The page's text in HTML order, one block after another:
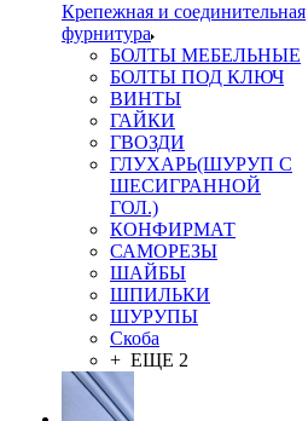
Крепежная и соединительная
фурнитура
БОЛТЫ МЕБЕЛЬНЫЕ
БОЛТЫ ПОД КЛЮЧ
ВИНТЫ
ГАЙКИ
ГВОЗДИ
ГЛУХАРЬ(ШУРУП С
ШЕСИГРАННОЙ
ГОЛ.)
КОНФИРМАТ
САМОРЕЗЫ
ШАЙБЫ
ШПИЛЬКИ
ШУРУПЫ
Скоба
+ ЕЩЕ 2